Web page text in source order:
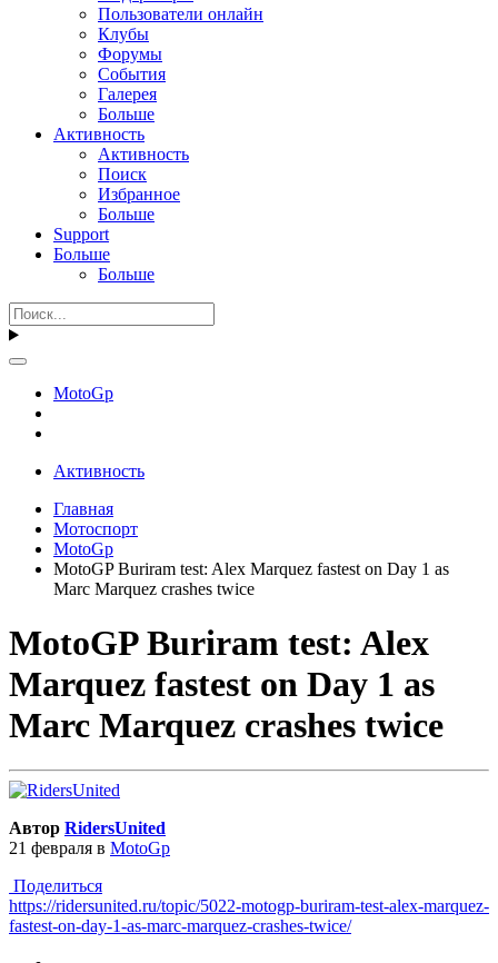
Пользователи онлайн
Клубы
Форумы
События
Галерея
Больше
Активность
Активность
Поиск
Избранное
Больше
Support
Больше
Больше
MotoGp
Активность
Главная
Мотоспорт
MotoGp
MotoGP Buriram test: Alex Marquez fastest on Day 1 as
Marc Marquez crashes twice
MotoGP Buriram test: Alex
Marquez fastest on Day 1 as
Marc Marquez crashes twice
Автор RidersUnited
21 февраля в MotoGp
Поделиться
https://ridersunited.ru/topic/5022-motogp-buriram-test-alex-marquez-
fastest-on-day-1-as-marc-marquez-crashes-twice/